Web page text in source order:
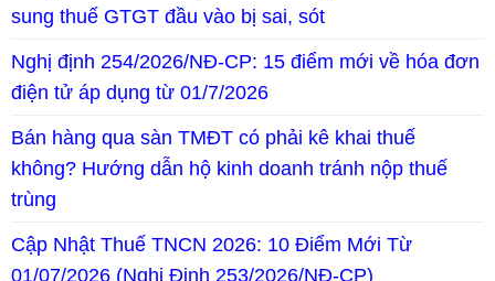
sung thuế GTGT đầu vào bị sai, sót
Nghị định 254/2026/NĐ-CP: 15 điểm mới về hóa đơn
điện tử áp dụng từ 01/7/2026
Bán hàng qua sàn TMĐT có phải kê khai thuế
không? Hướng dẫn hộ kinh doanh tránh nộp thuế
trùng
Cập Nhật Thuế TNCN 2026: 10 Điểm Mới Từ
01/07/2026 (Nghị Định 253/2026/NĐ-CP)